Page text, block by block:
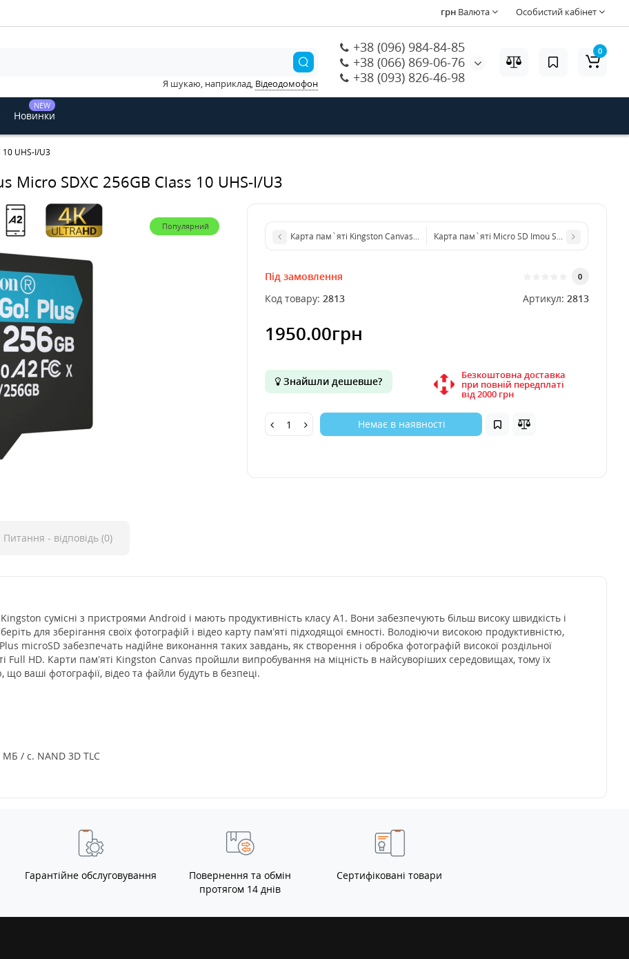
Особистий кабінет
грн Валюта
+38 (096) 984-84-85
+38 (066) 869-06-76
+38 (093) 826-46-98
Я шукаю, наприклад, Відеодомофон
0
NEW
Новинки
10 UHS-I/U3
Micro SDXC 256GB Class 10 UHS-I/U3
Популярний
Карта пам`яті Kingston Canvas Go! Plus Micro SDXC 128GB UHS-I/U3 Class 10
Карта пам`яті Micro SD Imou ST2-128-S1 128Gb
Під замовлення 0
Код товару: 2813 Артикул: 2813
1950.00грн
Знайшли дешевше? Безкоштовна доставка
при повній передплаті
вiд 2000 грн
Немає в наявності
Питання - відповідь (0)
сумісні з пристроями Android і мають продуктивність класу A1. Вони забезпечують більш високу швидкість і
для зберігання своїх фотографій і відео карту пам’яті підходящої ємності. Володіючи високою продуктивністю,
microSD забезпечать надійне виконання таких завдань, як створення і обробка фотографій високої роздільної
Full HD. Карти пам’яті Kingston Canvas пройшли випробування на міцність в найсуворіших середовищах, тому їх
ваші фотографії, відео та файли будуть в безпеці.
/ с. NAND 3D TLC
Гарантійне обслуговування
Повернення та обмін
протягом 14 днів
Сертифіковані товари